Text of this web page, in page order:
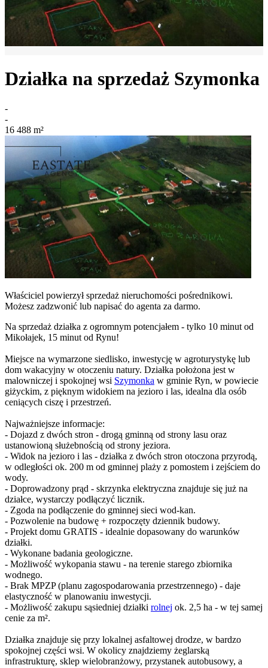
Działka na sprzedaż Szymonka
-
-
16 488 m²
Właściciel powierzył sprzedaż nieruchomości pośrednikowi.
Możesz zadzwonić lub napisać do agenta za darmo.
Na sprzedaż działka z ogromnym potencjałem - tylko 10 minut od
Mikołajek, 15 minut od Rynu!
Miejsce na wymarzone siedlisko, inwestycję w agroturystykę lub
dom wakacyjny w otoczeniu natury. Działka położona jest w
malowniczej i spokojnej wsi Szymonka w gminie Ryn, w powiecie
giżyckim, z pięknym widokiem na jezioro i las, idealna dla osób
ceniących ciszę i przestrzeń.
Najważniejsze informacje:
- Dojazd z dwóch stron - drogą gminną od strony lasu oraz
ustanowioną służebnością od strony jeziora.
- Widok na jezioro i las - działka z dwóch stron otoczona przyrodą,
w odległości ok. 200 m od gminnej plaży z pomostem i zejściem do
wody.
- Doprowadzony prąd - skrzynka elektryczna znajduje się już na
działce, wystarczy podłączyć licznik.
- Zgoda na podłączenie do gminnej sieci wod-kan.
- Pozwolenie na budowę + rozpoczęty dziennik budowy.
- Projekt domu GRATIS - idealnie dopasowany do warunków
działki.
- Wykonane badania geologiczne.
- Możliwość wykopania stawu - na terenie starego zbiornika
wodnego.
- Brak MPZP (planu zagospodarowania przestrzennego) - daje
elastyczność w planowaniu inwestycji.
- Możliwość zakupu sąsiedniej działki rolnej ok. 2,5 ha - w tej samej
cenie za m².
Działka znajduje się przy lokalnej asfaltowej drodze, w bardzo
spokojnej części wsi. W okolicy znajdziemy żeglarską
infrastrukturę, sklep wielobranżowy, przystanek autobusowy, a